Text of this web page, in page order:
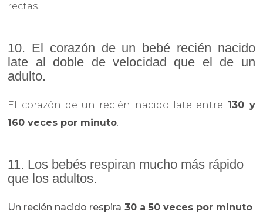
rectas.
10. El corazón de un bebé recién nacido
late al doble de velocidad que el de un
adulto.
El corazón de un recién nacido late entre 130 y
160 veces por minuto.
11. Los bebés respiran mucho más rápido
que los adultos.
Un recién nacido respira 30 a 50 veces por minuto